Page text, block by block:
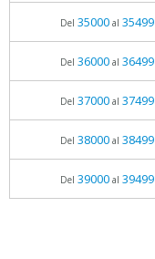
Del 35000al 35499
Del 36000al 36499
Del 37000al 37499
Del 38000al 38499
Del 39000al 39499